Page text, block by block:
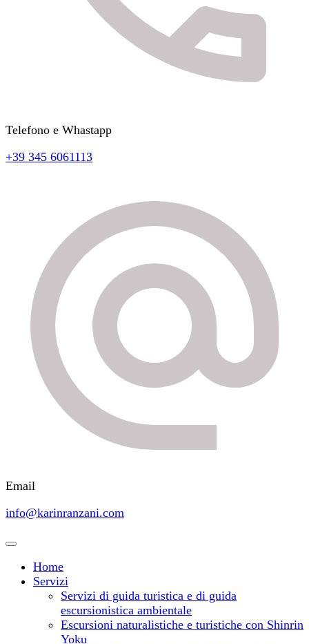
Telefono e Whastapp
+39 345 6061113
Email
info@karinranzani.com
Home
Servizi
Servizi di guida turistica e di guida
escursionistica ambientale
Escursioni naturalistiche e turistiche con Shinrin
Yoku